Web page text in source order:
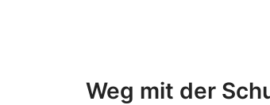
Weg mit der